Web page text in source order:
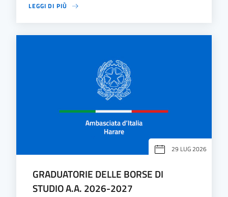
LEGGI DI PIÙ
29 LUG 2026
GRADUATORIE DELLE BORSE DI
STUDIO A.A. 2026-2027